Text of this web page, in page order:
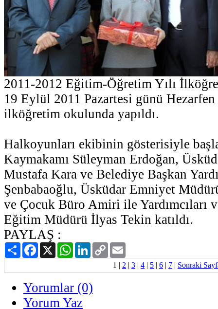
2011-2012 Eğitim-Öğretim Yılı
19 Eylül 2011 Pazartesi günü
ilköğretim okulunda yapıldı.
Halkoyunları ekibinin gösterisiyle
Kaymakamı Süleyman Erdoğan,
Mustafa Kara ve Belediye Başkan
Şenbabaoğlu, Üsküdar Emniyet
ve Çocuk Büro Amiri ile Yardımcıları
Eğitim Müdürü İlyas Tekin katıldı.
PAYLAŞ :
PaylaşFacebook
X WhatsAppLinkedIn
Copy
Link
1 | 2 | 3 | 4 | 5 | 6 | 7 | Sonraki
Yorumlar (0)
Yorum Yaz